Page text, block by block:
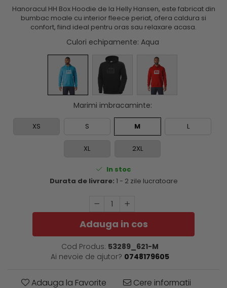
Hanoracul HH Box Hoodie de la Helly Hansen, este fabricat din
bumbac moale cu interior fleece periat, ofera caldura si
confort, fiind ideal pentru oras sau relaxare acasa.
Culori echipamente: Aqua
Marimi imbracaminte:
XS S M L
XL 2XL
In stoc
Durata de livrare: 1 - 2 zile lucratoare
Adauga in cos
Cod Produs: 53289_621-M
Ai nevoie de ajutor? 0748179605
Adauga la Favorite Cere informatii